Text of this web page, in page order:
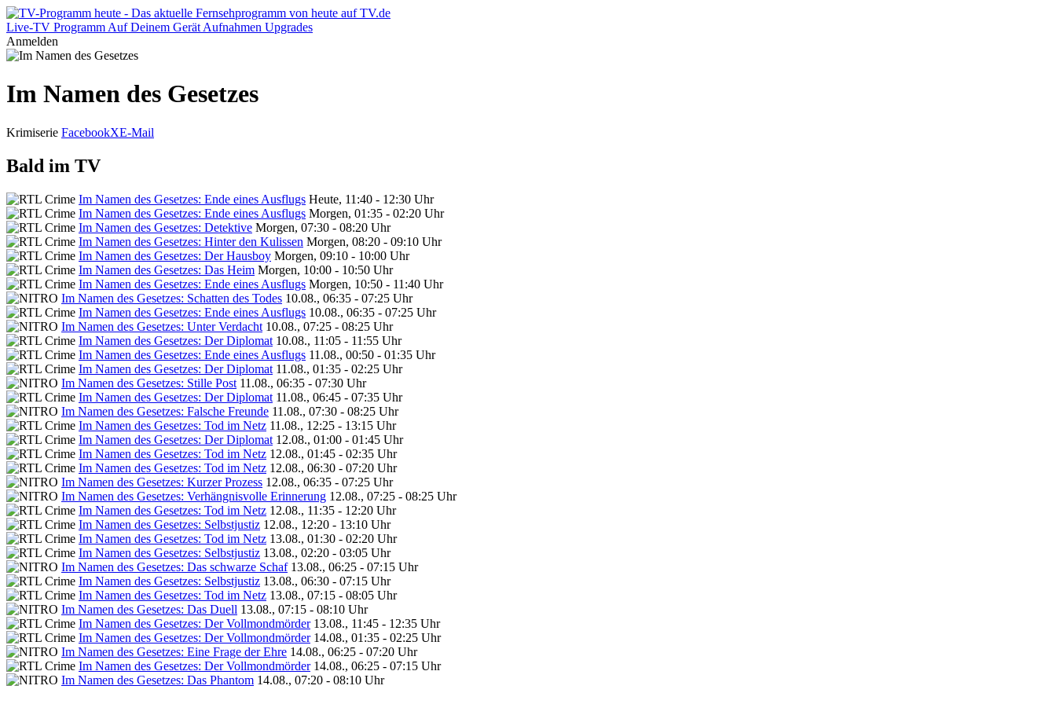
Live-TV Programm Auf Deinem Gerät Aufnahmen Upgrades
Anmelden
Im Namen des Gesetzes
Krimiserie FacebookXE-Mail
Bald im TV
Im Namen des Gesetzes: Ende eines Ausflugs Heute, 11:40 - 12:30 Uhr
Im Namen des Gesetzes: Ende eines Ausflugs Morgen, 01:35 - 02:20 Uhr
Im Namen des Gesetzes: Detektive Morgen, 07:30 - 08:20 Uhr
Im Namen des Gesetzes: Hinter den Kulissen Morgen, 08:20 - 09:10 Uhr
Im Namen des Gesetzes: Der Hausboy Morgen, 09:10 - 10:00 Uhr
Im Namen des Gesetzes: Das Heim Morgen, 10:00 - 10:50 Uhr
Im Namen des Gesetzes: Ende eines Ausflugs Morgen, 10:50 - 11:40 Uhr
Im Namen des Gesetzes: Schatten des Todes 10.08., 06:35 - 07:25 Uhr
Im Namen des Gesetzes: Ende eines Ausflugs 10.08., 06:35 - 07:25 Uhr
Im Namen des Gesetzes: Unter Verdacht 10.08., 07:25 - 08:25 Uhr
Im Namen des Gesetzes: Der Diplomat 10.08., 11:05 - 11:55 Uhr
Im Namen des Gesetzes: Ende eines Ausflugs 11.08., 00:50 - 01:35 Uhr
Im Namen des Gesetzes: Der Diplomat 11.08., 01:35 - 02:25 Uhr
Im Namen des Gesetzes: Stille Post 11.08., 06:35 - 07:30 Uhr
Im Namen des Gesetzes: Der Diplomat 11.08., 06:45 - 07:35 Uhr
Im Namen des Gesetzes: Falsche Freunde 11.08., 07:30 - 08:25 Uhr
Im Namen des Gesetzes: Tod im Netz 11.08., 12:25 - 13:15 Uhr
Im Namen des Gesetzes: Der Diplomat 12.08., 01:00 - 01:45 Uhr
Im Namen des Gesetzes: Tod im Netz 12.08., 01:45 - 02:35 Uhr
Im Namen des Gesetzes: Tod im Netz 12.08., 06:30 - 07:20 Uhr
Im Namen des Gesetzes: Kurzer Prozess 12.08., 06:35 - 07:25 Uhr
Im Namen des Gesetzes: Verhängnisvolle Erinnerung 12.08., 07:25 - 08:25 Uhr
Im Namen des Gesetzes: Tod im Netz 12.08., 11:35 - 12:20 Uhr
Im Namen des Gesetzes: Selbstjustiz 12.08., 12:20 - 13:10 Uhr
Im Namen des Gesetzes: Tod im Netz 13.08., 01:30 - 02:20 Uhr
Im Namen des Gesetzes: Selbstjustiz 13.08., 02:20 - 03:05 Uhr
Im Namen des Gesetzes: Das schwarze Schaf 13.08., 06:25 - 07:15 Uhr
Im Namen des Gesetzes: Selbstjustiz 13.08., 06:30 - 07:15 Uhr
Im Namen des Gesetzes: Tod im Netz 13.08., 07:15 - 08:05 Uhr
Im Namen des Gesetzes: Das Duell 13.08., 07:15 - 08:10 Uhr
Im Namen des Gesetzes: Der Vollmondmörder 13.08., 11:45 - 12:35 Uhr
Im Namen des Gesetzes: Der Vollmondmörder 14.08., 01:35 - 02:25 Uhr
Im Namen des Gesetzes: Eine Frage der Ehre 14.08., 06:25 - 07:20 Uhr
Im Namen des Gesetzes: Der Vollmondmörder 14.08., 06:25 - 07:15 Uhr
Im Namen des Gesetzes: Das Phantom 14.08., 07:20 - 08:10 Uhr